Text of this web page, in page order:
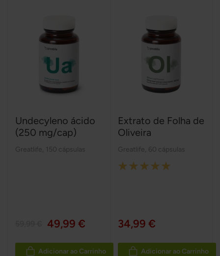
Undecyleno ácido
(250 mg/cap)
Greatlife 150 cápsulas
49,99 €
Adicionar ao Carrinho
Extrato de Folha de
Oliveira
Greatlife 60 cápsulas
Rating:
34,99 €
Adicionar ao Carrinho